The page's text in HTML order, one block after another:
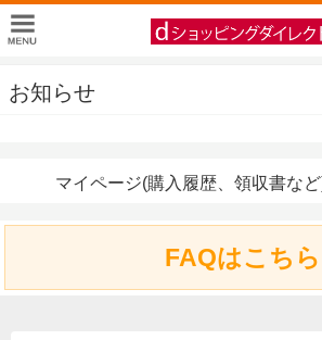
お知らせ
マイページ(購入履歴、領収書な
FAQはこちら